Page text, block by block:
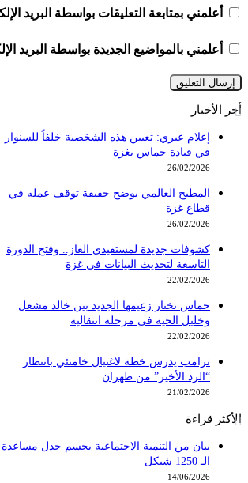
أعلمني بمتابعة التعليقات بواسطة البريد
أعلمني بالمواضيع الجديدة بواسطة البريد
أخر الأخبار
إعلام عبري: تعيين هذه الشخصية خلفاً للسنوار
في قيادة حماس بغزة
26/02/2026
المطبخ العالمي يوضح حقيقة توقف عمله في
قطاع غزة
26/02/2026
كشوفات جديدة لمستفيدي الغاز.. وفتح الدورة
التاسعة لتحديث البيانات في غزة
22/02/2026
حماس تختار زعيمها الجديد بين خالد مشعل
وخليل الحية في مرحلة انتقالية
22/02/2026
ترامب يدرس خطة لاغتيال خامنئي بانتظار
“الرد الأخير” من طهران
21/02/2026
الأكثر قراءة
بيان من التنمية الاجتماعية يحسم جدل مساعدة
الـ 1250 شيكل
14/06/2026